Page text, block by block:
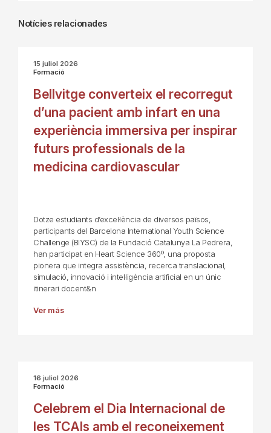
Notícies relacionades
15 juliol 2026
Formació
Bellvitge converteix el recorregut
d’una pacient amb infart en una
experiència immersiva per inspirar
futurs professionals de la
medicina cardiovascular
Dotze estudiants d’excel·lència de diversos països,
participants del Barcelona International Youth Science
Challenge (BIYSC) de la Fundació Catalunya La Pedrera,
han participat en Heart Science 360º, una proposta
pionera que integra assistència, recerca translacional,
simulació, innovació i intel·ligència artificial en un únic
itinerari docent&n
Ver más
16 juliol 2026
Formació
Celebrem el Dia Internacional de
les TCAIs amb el reconeixement